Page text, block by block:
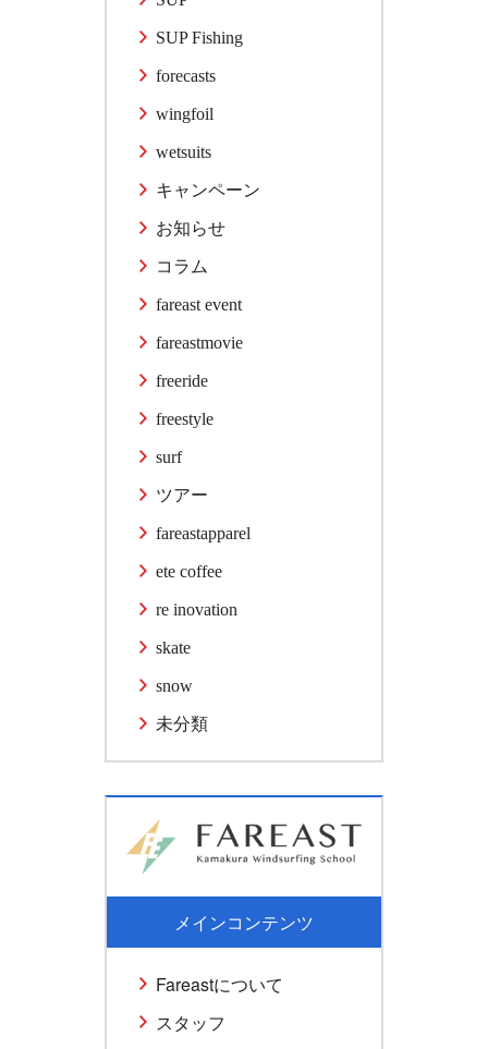
SUP Fishing
forecasts
wingfoil
wetsuits
キャンペーン
お知らせ
コラム
fareast event
fareastmovie
freeride
freestyle
surf
ツアー
fareastapparel
ete coffee
re inovation
skate
snow
未分類
メインコンテンツ
Fareastについて
スタッフ